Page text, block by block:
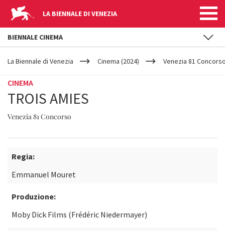
LA BIENNALE DI VENEZIA
YOUR
ARE
La Biennale di Venezia Cinema (2024) Venezia 81
CINEMA
TROIS AMIES
Venezia 81 Concorso
Regia:
Emmanuel Mouret
Produzione:
Moby Dick Films (Frédéric Niedermayer)
BIENNALE CINEMA